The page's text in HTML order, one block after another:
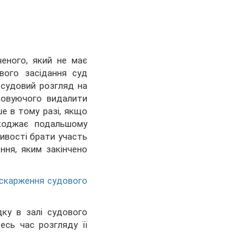
який не має
засідання суд
розгляд на
видалити
в тому разі, якщо
подальшому
брати участь
яким закінчено
судового
в залі судового
час розгляду її